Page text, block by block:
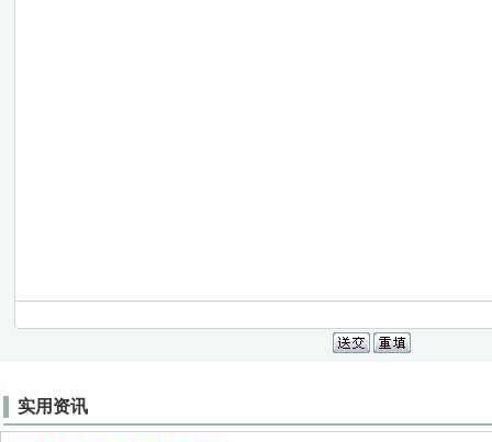
实用资讯